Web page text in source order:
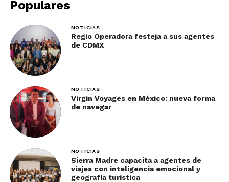
Ahora que ya conoces todas las novedades que los
parques temáticos de California tienen para este
2022, te invitamos a suscribirte a nuestro boletín
para descubrir las noticias más importantes que
todo agente de viajes debe de conocer.
Populares
NOTICIAS
Regio Operadora festeja a sus agentes
de CDMX
NOTICIAS
Virgin Voyages en México: nueva forma
de navegar
NOTICIAS
Sierra Madre capacita a agentes de
viajes con inteligencia emocional y
geografía turística